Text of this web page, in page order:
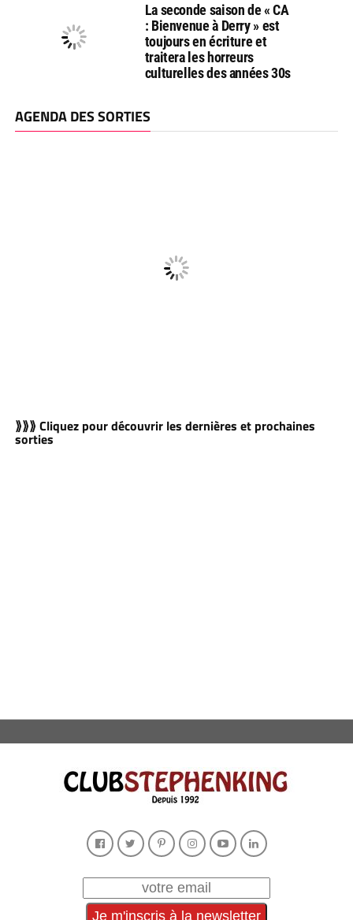
La seconde saison de « CA
: Bienvenue à Derry » est
toujours en écriture et
traitera les horreurs
culturelles des années 30s
AGENDA DES SORTIES
⟫⟫⟫ Cliquez pour découvrir les dernières et prochaines
sorties